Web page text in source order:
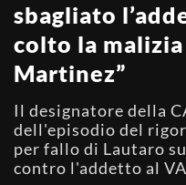
sbagliato
colto la
Martinez”
Il designatore della
dell'episodio del
per fallo di Lautaro
contro l'addetto al